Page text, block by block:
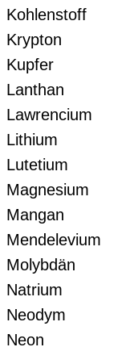
Kohlenstoff
Krypton
Kupfer
Lanthan
Lawrencium
Lithium
Lutetium
Magnesium
Mangan
Mendelevium
Molybdän
Natrium
Neodym
Neon